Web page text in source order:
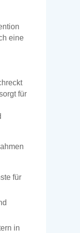
eine
für
für
in